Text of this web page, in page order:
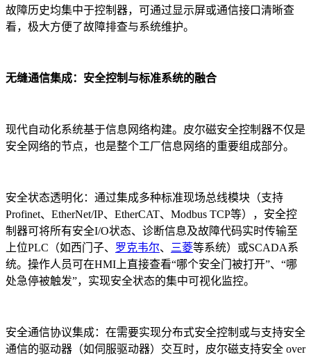
故障历史均集中于控制器，可通过显示屏或通信接口清晰查
看，极大方便了故障排查与系统维护。
无缝通信集成：安全控制与标准系统的融合
现代自动化系统基于信息网络构建。皮尔磁安全控制器不仅是
安全网络的节点，也是整个工厂信息网络的重要组成部分。
安全状态透明化：通过集成多种标准现场总线模块（支持
Profinet、EtherNet/IP、EtherCAT、Modbus TCP等），安全控
制器可将所有安全I/O状态、诊断信息及故障代码实时传输至
上位PLC（如西门子、 罗克韦尔、 三菱等系统）或SCADA系
统。操作人员可在HMI上直接查看“哪个安全门被打开”、“哪
处急停被触发”，实现安全状态的集中可视化监控。
安全通信协议集成：在需要实现分布式安全控制或与支持安全
通信的驱动器（如伺服驱动器）交互时，皮尔磁支持安全 over